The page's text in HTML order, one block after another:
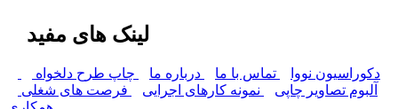
لینک های مفید
دکوراسیون نووا تماس با ما درباره ما
چاپ طرح دلخواه
آلبوم تصاویر چاپی
نمونه کارهای اجرایی
فرصت های شغلی